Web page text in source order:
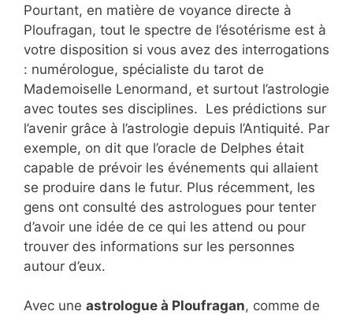
Pourtant, en matière de voyance directe à
Ploufragan, tout le spectre de l’ésotérisme est à
votre disposition si vous avez des interrogations
: numérologue, spécialiste du tarot de
Mademoiselle Lenormand, et surtout l’astrologie
avec toutes ses disciplines. Les prédictions sur
l’avenir grâce à l’astrologie depuis l’Antiquité. Par
exemple, on dit que l’oracle de Delphes était
capable de prévoir les événements qui allaient
se produire dans le futur. Plus récemment, les
gens ont consulté des astrologues pour tenter
d’avoir une idée de ce qui les attend ou pour
trouver des informations sur les personnes
autour d’eux.
Avec une astrologue à Ploufragan, comme de